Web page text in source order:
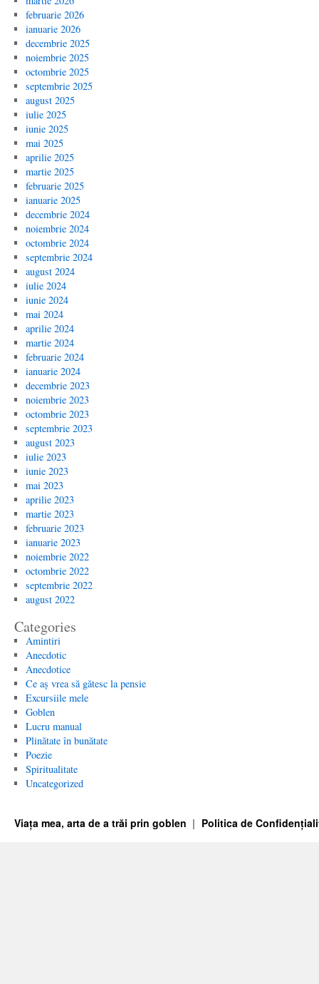
februarie 2026
ianuarie 2026
decembrie 2025
noiembrie 2025
octombrie 2025
septembrie 2025
august 2025
iulie 2025
iunie 2025
mai 2025
aprilie 2025
martie 2025
februarie 2025
ianuarie 2025
decembrie 2024
noiembrie 2024
octombrie 2024
septembrie 2024
august 2024
iulie 2024
iunie 2024
mai 2024
aprilie 2024
martie 2024
februarie 2024
ianuarie 2024
decembrie 2023
noiembrie 2023
octombrie 2023
septembrie 2023
august 2023
iulie 2023
iunie 2023
mai 2023
aprilie 2023
martie 2023
februarie 2023
ianuarie 2023
noiembrie 2022
octombrie 2022
septembrie 2022
august 2022
Categories
Amintiri
Anecdotic
Anecdotice
Ce aș vrea să gătesc la pensie
Excursiile mele
Goblen
Lucru manual
Plinătate în bunătate
Poezie
Spiritualitate
Uncategorized
Viața mea, arta de a trăi prin goblen Politica de